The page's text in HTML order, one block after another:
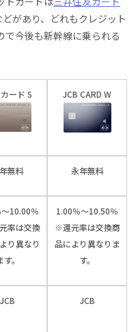
どがあり、どれもクレジット
で今後も新幹線に乗られる
ード S JCB CARD W
無料 永年無料
10.00％
率は交換
り異なり
す。
1.00％～10.50％
※還元率は交換商
品により異なりま
す。
JCB JCB